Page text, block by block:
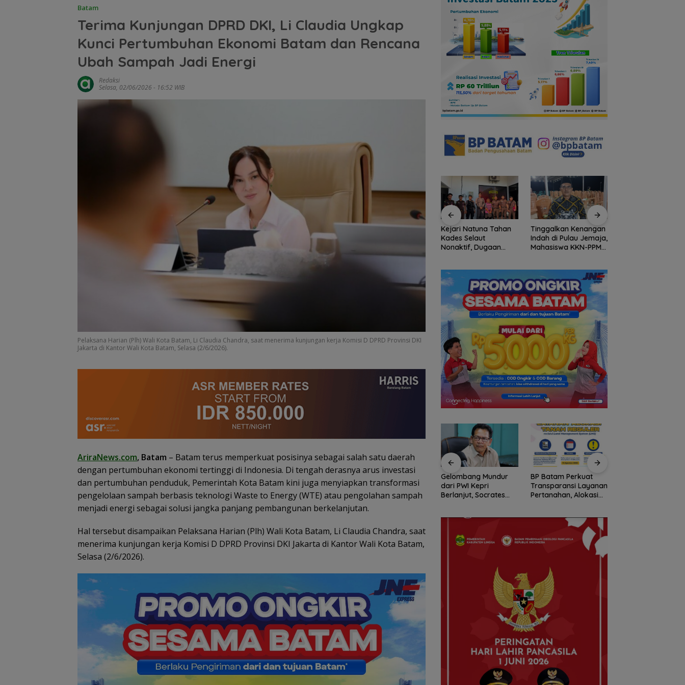
Batam
Terima Kunjungan DPRD DKI, Li Claudia Ungkap
Kunci Pertumbuhan Ekonomi Batam dan Rencana
Ubah Sampah Jadi Energi
Redaksi
Selasa, 02/06/2026 - 16:52 WIB
Pelaksana Harian (Plh) Wali Kota Batam, Li Claudia Chandra, saat menerima kunjungan kerja Komisi D DPRD Provinsi DKI
Jakarta di Kantor Wali Kota Batam, Selasa (2/6/2026).
AriraNews.com, Batam – Batam terus memperkuat posisinya sebagai salah satu daerah
dengan pertumbuhan ekonomi tertinggi di Indonesia. Di tengah derasnya arus investasi
dan pertumbuhan penduduk, Pemerintah Kota Batam kini juga menyiapkan transformasi
pengelolaan sampah berbasis teknologi Waste to Energy (WTE) atau pengolahan sampah
menjadi energi sebagai solusi jangka panjang pembangunan berkelanjutan.
Hal tersebut disampaikan Pelaksana Harian (Plh) Wali Kota Batam, Li Claudia Chandra, saat
menerima kunjungan kerja Komisi D DPRD Provinsi DKI Jakarta di Kantor Wali Kota Batam,
Selasa (2/6/2026).
BP Batam Perkuat
Pertanahan, Alokasi
Tanah Reguler Segera
Hadir Melalui LMS
Stop Penyelidikan,
Polsek Lubuk Baja
Tegaskan Kasus Anak
Murni Masalah Hak
Ratusan Wisatawan
Family Rally Wisata
Kejari Natuna Tahan
Kades Selaut
Nonaktif, Dugaan
Rp533 Juta
Tinggalkan Kenangan
Indah di Pulau Jemaja,
Mahasiswa KKN-PPM
oleh Kades Bukit Padi
Pemko Batam
Petakan Kebutuhan
Guru untuk
Pemerataan Tenaga
Pendidik
Rotasi 311 ASN Jadi
Awal Reformasi
Birokrasi Batam,
Amsakar Tekankan
Integritas dan Kinerja
Ratusan Wisatawan
Malaysia Bakal
Jelajahi Batam dalam
Family Rally Wisata
Season 3
Gelombang Mundur
dari PWI Kepri
Berlanjut, Socrates
BP Batam Perkuat
Transparansi Layanan
Pertanahan, Alokasi